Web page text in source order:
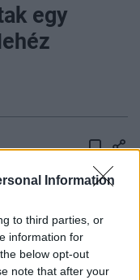
Information
to third parties, or
information for
below opt-out
note that after your
egy
a múlt heti